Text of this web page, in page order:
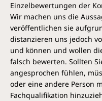
Erfahre wahrhaftige
Shi Heng Yi ist
nach den Tugenden
von den Menschen –
genommen. Indem du
und bewusst lebst,
geht um echte
– und das der
Einzelbewertungen der
Wir machen uns die
veröffentlichen sie
distanzieren uns jedoch
und können und wollen
falsch bewerten. Sollten
angesprochen fühlen,
oder eine andere Person
Fachqualifikation